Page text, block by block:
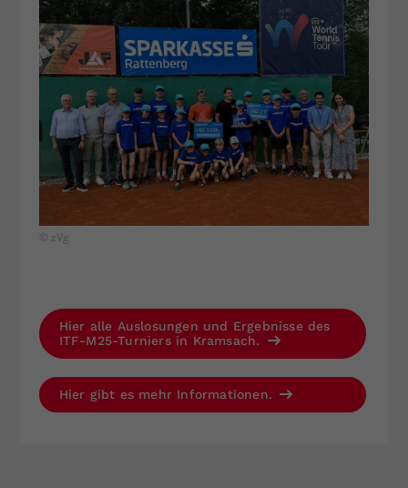
© zVg
Hier alle Auslosungen und Ergebnisse des
ITF-M25-Turniers in Kramsach.
Hier gibt es mehr Informationen.